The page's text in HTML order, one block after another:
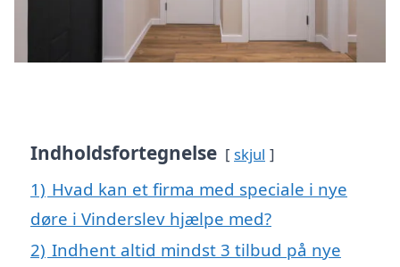
Indholdsfortegnelse skjul
1) Hvad kan et firma med speciale i nye
døre i Vinderslev hjælpe med?
2) Indhent altid mindst 3 tilbud på nye